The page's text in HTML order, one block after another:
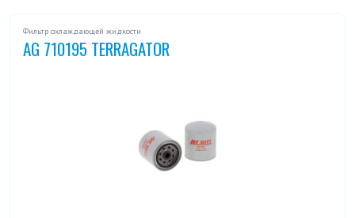
Фильтр охлаждающей жидкости
AG 710195 TERRAGATOR